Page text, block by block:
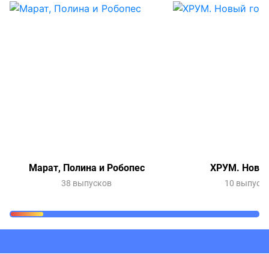
Марат, Полина и Робопес
38 выпусков
ХРУМ.
10